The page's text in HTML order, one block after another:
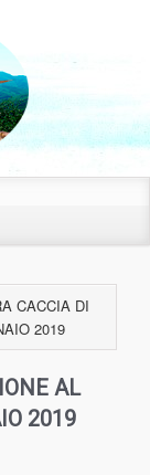
CACCIA DI
2019
AL
2019